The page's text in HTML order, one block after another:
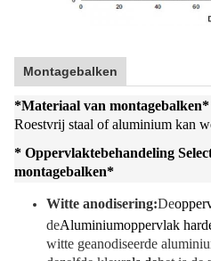
Montagebalken
*Materiaal van montagebalken*
Roestvrij staal of aluminium kan
* Oppervlaktebehandeling
montagebalken*
Witte anodisering:De
deAluminiumoppervlak
witte geanodiseerde